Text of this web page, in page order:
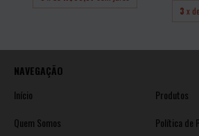
3 x de
NAVEGAÇÃO
Início
Produtos
Quem Somos
Política de